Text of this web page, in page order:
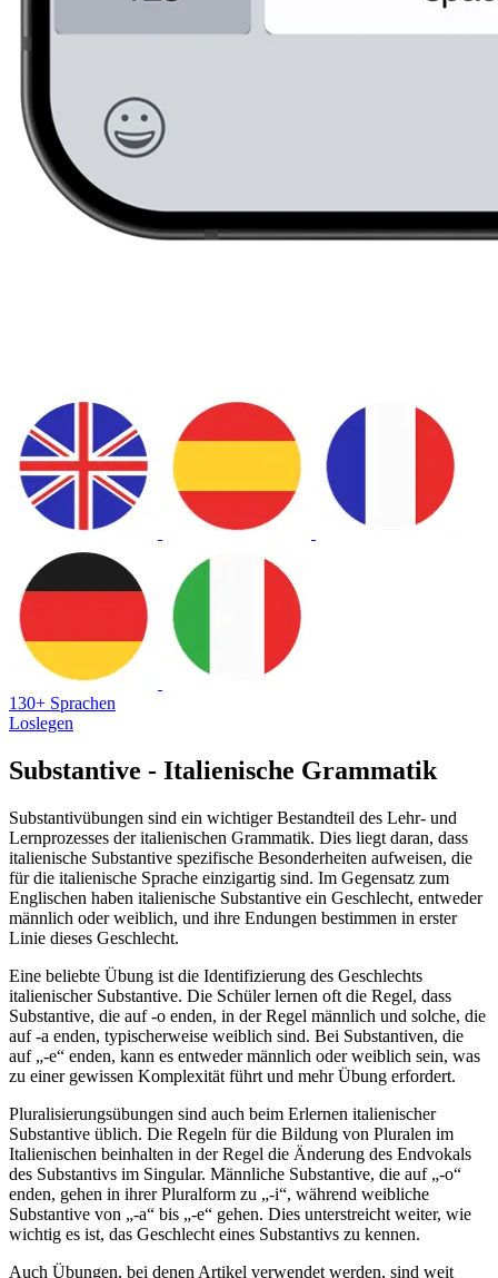
130+ Sprachen
Loslegen
Substantive - Italienische Grammatik
Substantivübungen sind ein wichtiger Bestandteil des Lehr- und
Lernprozesses der italienischen Grammatik. Dies liegt daran, dass
italienische Substantive spezifische Besonderheiten aufweisen, die
für die italienische Sprache einzigartig sind. Im Gegensatz zum
Englischen haben italienische Substantive ein Geschlecht, entweder
männlich oder weiblich, und ihre Endungen bestimmen in erster
Linie dieses Geschlecht.
Eine beliebte Übung ist die Identifizierung des Geschlechts
italienischer Substantive. Die Schüler lernen oft die Regel, dass
Substantive, die auf -o enden, in der Regel männlich und solche, die
auf -a enden, typischerweise weiblich sind. Bei Substantiven, die
auf „-e“ enden, kann es entweder männlich oder weiblich sein, was
zu einer gewissen Komplexität führt und mehr Übung erfordert.
Pluralisierungsübungen sind auch beim Erlernen italienischer
Substantive üblich. Die Regeln für die Bildung von Pluralen im
Italienischen beinhalten in der Regel die Änderung des Endvokals
des Substantivs im Singular. Männliche Substantive, die auf „-o“
enden, gehen in ihrer Pluralform zu „-i“, während weibliche
Substantive von „-a“ bis „-e“ gehen. Dies unterstreicht weiter, wie
wichtig es ist, das Geschlecht eines Substantivs zu kennen.
Auch Übungen, bei denen Artikel verwendet werden, sind weit